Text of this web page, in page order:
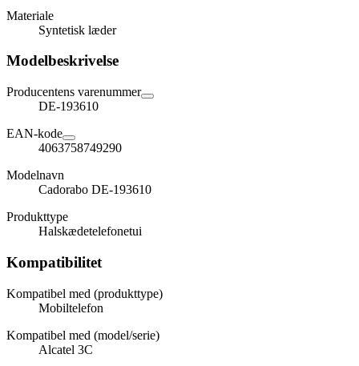
Materiale
Syntetisk læder
Modelbeskrivelse
Producentens varenummer
DE-193610
EAN-kode
4063758749290
Modelnavn
Cadorabo DE-193610
Produkttype
Halskædetelefonetui
Kompatibilitet
Kompatibel med (produkttype)
Mobiltelefon
Kompatibel med (model/serie)
Alcatel 3C